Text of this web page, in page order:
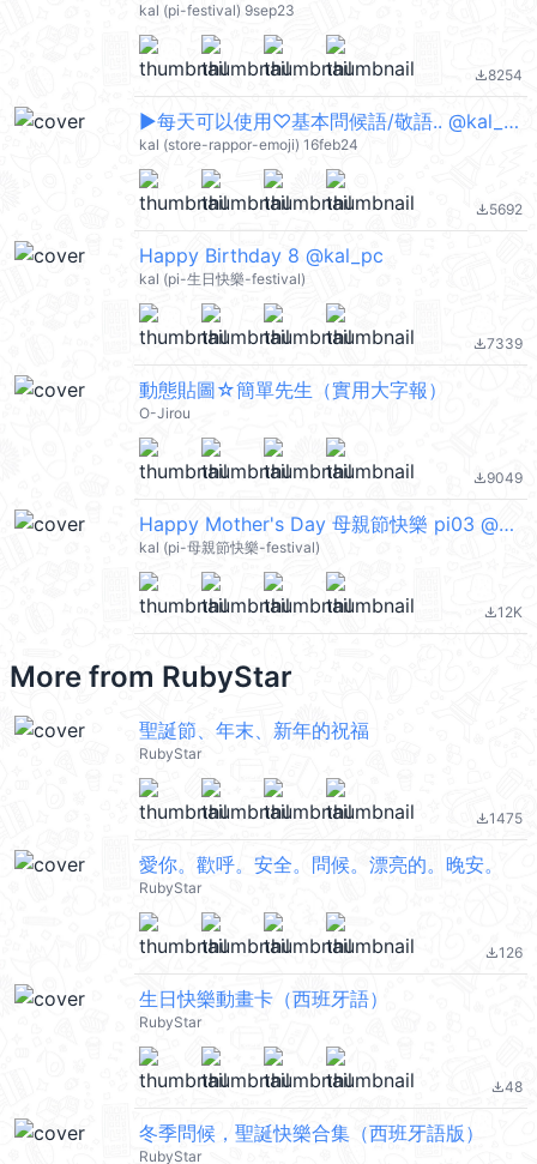
kal (pi-festival) 9sep23
file_download8254
▶︎每天可以使用♡基本問候語/敬語.. @kal_pc
kal (store-rappor-emoji) 16feb24
file_download5692
Happy Birthday 8 @kal_pc
kal (pi-生日快樂-festival)
file_download7339
動態貼圖☆簡單先生（實用大字報）
O-Jirou
file_download9049
Happy Mother's Day 母親節快樂 pi03 @kal_pc
kal (pi-母親節快樂-festival)
file_download12K
More from RubyStar
聖誕節、年末、新年的祝福
RubyStar
file_download1475
愛你。歡呼。安全。問候。漂亮的。晚安。
RubyStar
file_download126
生日快樂動畫卡（西班牙語）
RubyStar
file_download48
冬季問候，聖誕快樂合集（西班牙語版）
RubyStar